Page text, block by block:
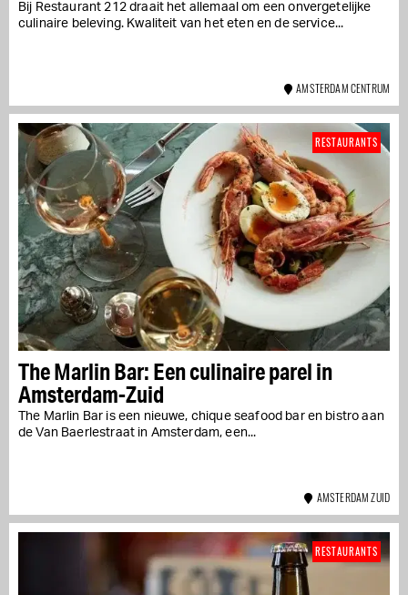
Bij Restaurant 212 draait het allemaal om een onvergetelijke
culinaire beleving. Kwaliteit van het eten en de service...
AMSTERDAM CENTRUM
The Marlin Bar: Een culinaire parel in
Amsterdam-Zuid
The Marlin Bar is een nieuwe, chique seafood bar en bistro aan
de Van Baerlestraat in Amsterdam, een...
RESTAURANTS
AMSTERDAM ZUID
RESTAURANTS